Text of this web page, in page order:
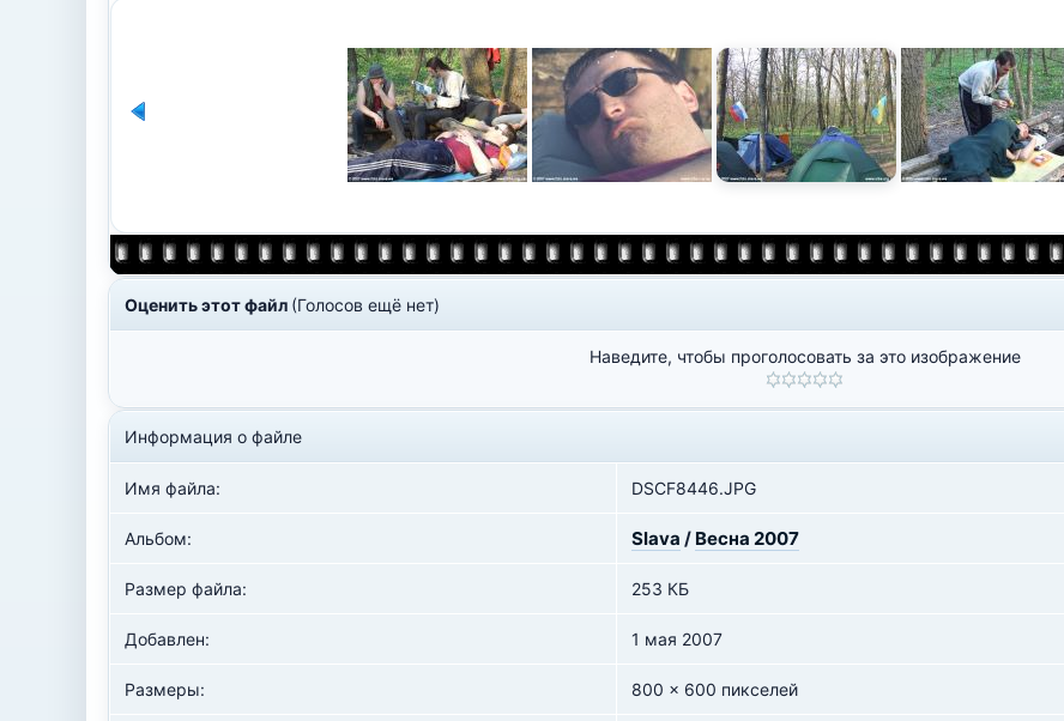
Оценить этот файл (Голосов ещё нет)
Наведите, чтобы проголосовать за это изображение
Информация о файле
Имя файла: DSCF8446.JPG
Альбом: Slava / Весна 2007
Размер файла: 253 КБ
Добавлен: 1 мая 2007
Размеры: 800 x 600 пикселей